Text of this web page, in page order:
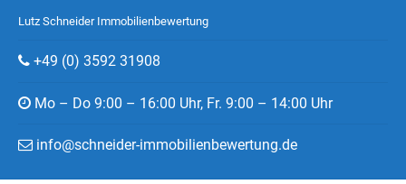
Lutz Schneider Immobilienbewertung
+49 (0) 3592 31908
Mo – Do 9:00 – 16:00 Uhr, Fr. 9:00 – 14:00 Uhr
info@schneider-immobilienbewertung.de